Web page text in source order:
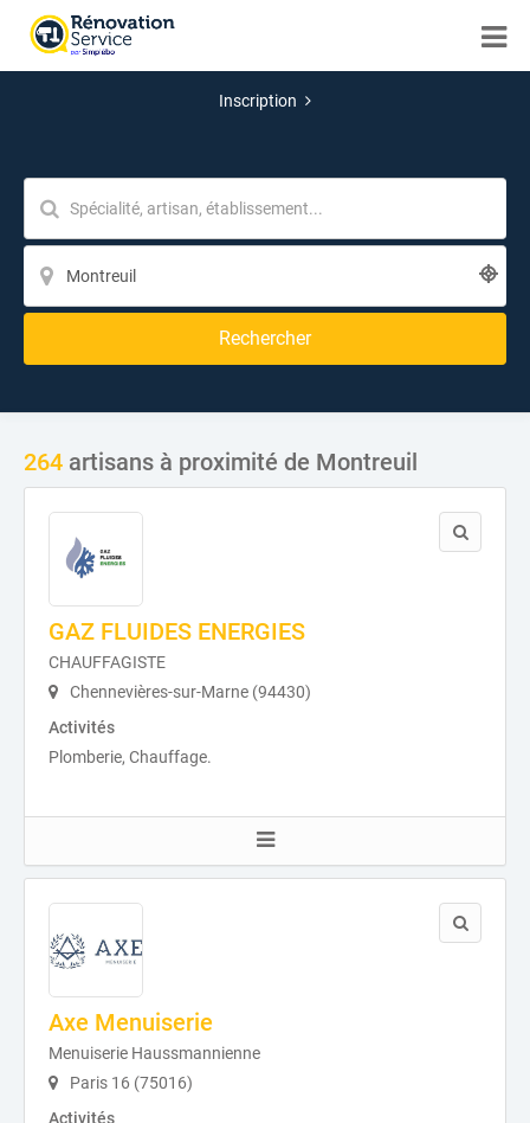
Inscription
Rechercher
264 artisans à proximité de Montreuil
GAZ FLUIDES ENERGIES
CHAUFFAGISTE
Chennevières-sur-Marne (94430)
Activités
Plomberie, Chauffage.
Axe Menuiserie
Menuiserie Haussmannienne
Paris 16 (75016)
Activités